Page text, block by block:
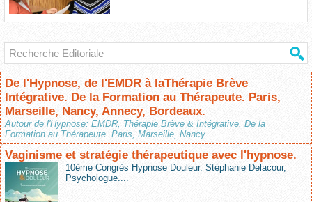
De l'Hypnose, de l'EMDR à laThérapie Brève
Intégrative. De la Formation au Thérapeute. Paris,
Marseille, Nancy, Annecy, Bordeaux.
Autour de l'Hypnose: EMDR, Thérapie Brève & Intégrative. De la
Formation au Thérapeute. Paris, Marseille, Nancy
Vaginisme et stratégie thérapeutique avec l'hypnose.
10ème Congrès Hypnose Douleur. Stéphanie Delacour,
Psychologue....